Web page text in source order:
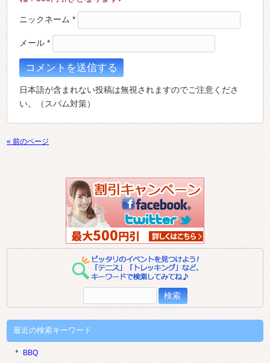
ニックネーム*
メール*
日本語が含まれない投稿は無視されますのでご注意くださ
い。（スパム対策）
« 前のページ
索:
最近の検索キーワード
BBQ